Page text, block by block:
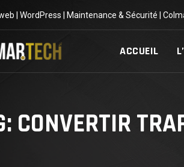
| WordPress | Maintenance & Sécurité |
ACCUEIL
CONVERTIR